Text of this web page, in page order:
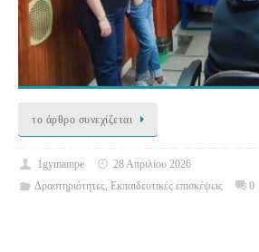
το άρθρο συνεχίζεται
1gymampe
28 Απριλίου 2026
Δραστηριότητες, Εκπαιδευτικές επισκέψεις 0